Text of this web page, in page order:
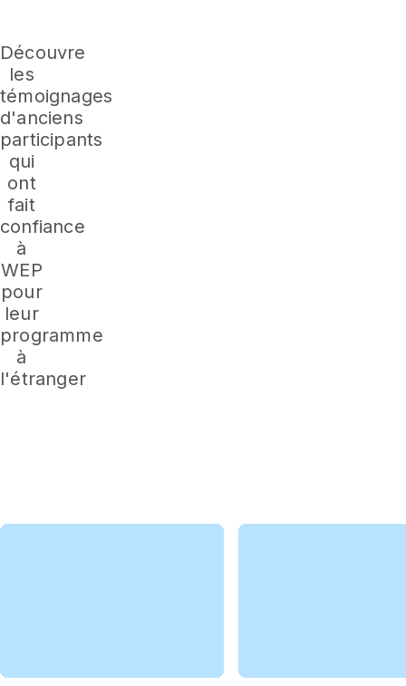
Découvre
les
témoignages
d'anciens
participants
qui
ont
fait
confiance
à
WEP
pour
leur
programme
à
l'étranger